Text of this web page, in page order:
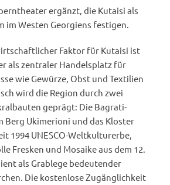
ergänzt, die Kutaisi als
im Westen Georgiens festigen.
Faktor für Kutaisi ist
als zentraler Handelsplatz für
wie Gewürze, Obst und Textilien
wird die Region durch zwei
geprägt: Die Bagrati-
Berg Ukimerioni und das Kloster
1994 UNESCO-Weltkulturerbe,
Fresken und Mosaike aus dem 12.
als Grablege bedeutender
Die kostenlose Zugänglichkeit